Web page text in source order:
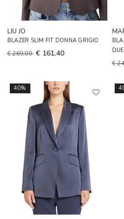
LIU JO
BLAZER SLIM FIT DONNA GRIGIO
€ 269,00 € 161,40
€
40%